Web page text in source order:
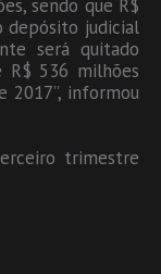
sendo que R$
depósito judicial
será quitado
R$ 536 milhões
2017”, informou
trimestre